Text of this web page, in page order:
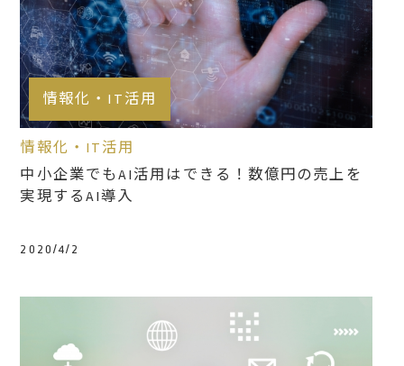
情報化・IT活用
情報化・IT活用
中小企業でもAI活用はできる！数億円の売上を
実現するAI導入
2020/4/2